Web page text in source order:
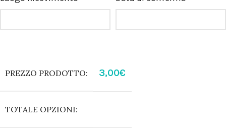
PREZZO PRODOTTO: 3,00€
TOTALE OPZIONI: